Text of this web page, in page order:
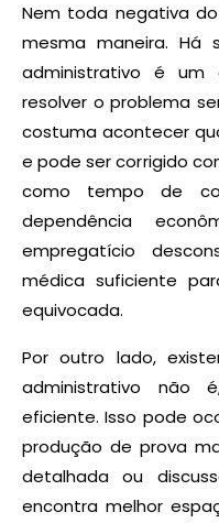
Nem toda negativa
mesma maneira. Há
administrativo é um
resolver o problema
costuma acontecer
e pode ser corrigido
como tempo de
dependência
empregatício
médica suficiente
equivocada.
Por outro lado,
administrativo não
eficiente. Isso pode
produção de prova
detalhada ou
encontra melhor